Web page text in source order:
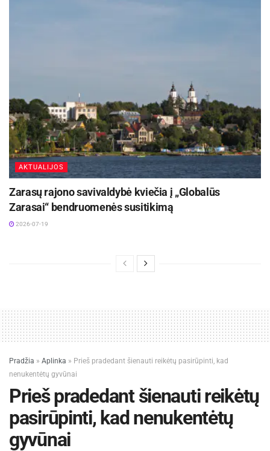
AKTUALIJOS
Zarasų rajono savivaldybė kviečia į „Globalūs
Zarasai“ bendruomenės susitikimą
2026-07-19
Pradžia » Aplinka » Prieš pradedant šienauti reikėtų pasirūpinti, kad
nenukentėtų gyvūnai
Prieš pradedant šienauti reikėtų
pasirūpinti, kad nenukentėtų
gyvūnai